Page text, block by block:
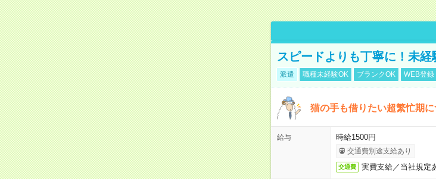
スピードよりも丁寧に！未
派遣 職種未経験OK ブランクOK WEB登録
猫の手も借りたい超繁忙期
給与 時給1500円
交通費別途支給あり
交通費 実費支給／当社規定